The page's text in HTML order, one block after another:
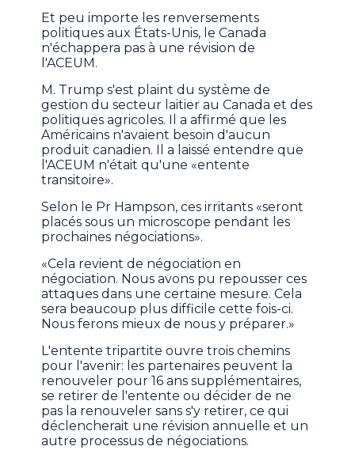
Et peu importe les renversements
politiques aux États-Unis, le Canada
n'échappera pas à une révision de
l'ACEUM.
M. Trump s'est plaint du système de
gestion du secteur laitier au Canada et des
politiques agricoles. Il a affirmé que les
Américains n'avaient besoin d'aucun
produit canadien. Il a laissé entendre que
l'ACEUM n'était qu'une «entente
transitoire».
Selon le Pr Hampson, ces irritants «seront
placés sous un microscope pendant les
prochaines négociations».
«Cela revient de négociation en
négociation. Nous avons pu repousser ces
attaques dans une certaine mesure. Cela
sera beaucoup plus difficile cette fois-ci.
Nous ferons mieux de nous y préparer.»
L'entente tripartite ouvre trois chemins
pour l'avenir: les partenaires peuvent la
renouveler pour 16 ans supplémentaires,
se retirer de l'entente ou décider de ne
pas la renouveler sans s'y retirer, ce qui
déclencherait une révision annuelle et un
autre processus de négociations.